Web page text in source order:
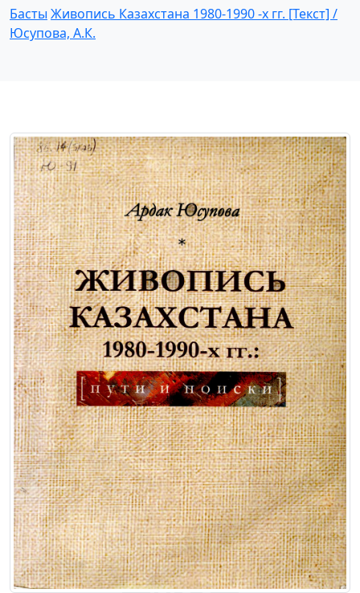
Басты Живопись Казахстана 1980-1990 -х гг. [Текст] /
Юсупова, А.К.